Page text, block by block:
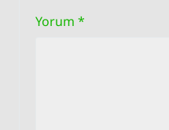
Yorum *